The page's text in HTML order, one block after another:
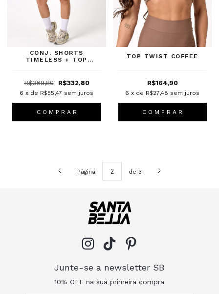
CONJ. SHORTS
TIMELESS + TOP
R$369,80 R$332,80
6 x de R$55,47 sem juros
C O M P R A R
TOP TWIST COFFEE
R$164,90
6 x de R$27,48 sem juros
C O M P R A R
Página de 3
Junte-se a newsletter SB
10% OFF na sua primeira compra